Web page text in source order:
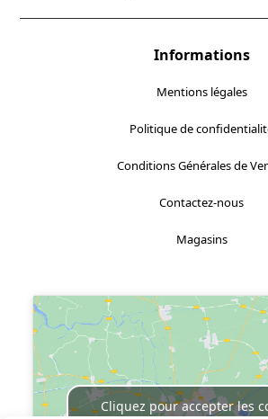
Informations
Mentions légales
Politique de
Conditions Générales de
Contactez-nous
Magasins
Cliquez pour accepter les